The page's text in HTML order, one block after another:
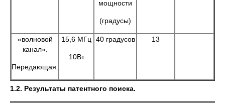
мощности
(градусы)
«волновой
канал».
Передающая.
15,6 МГц
10Вт
40 градусов 13
1.2. Результаты патентного поиска.